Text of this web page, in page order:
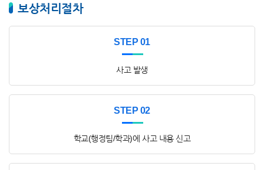
보상처리절차
STEP 01
사고 발생
STEP 02
학교(행정팀/학과)에 사고 내용 신고